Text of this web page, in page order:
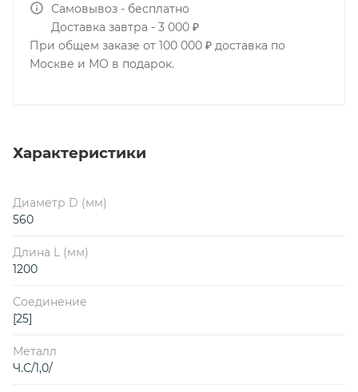
Самовывоз - бесплатно
Доставка завтра - 3 000 ₽
При общем заказе от 100 000 ₽ доставка по
Москве и МО в подарок.
Характеристики
Диаметр D (мм)
560
Длина L (мм)
1200
Соединение
[25]
Металл
Ч.С/1,0/